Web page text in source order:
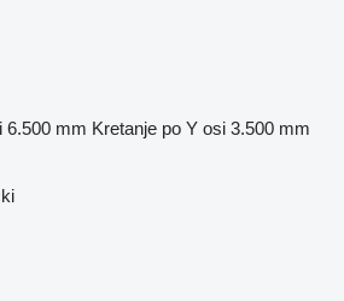
6.500 mm Kretanje po Y osi 3.500 mm